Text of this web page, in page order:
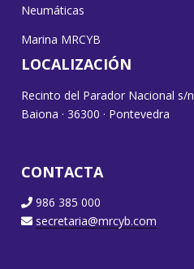
Neumáticas
Marina MRCYB
LOCALIZACIÓN
Recinto del Parador Nacional s/n
Baiona · 36300 · Pontevedra
CONTACTA
986 385 000
secretaria@mrcyb.com